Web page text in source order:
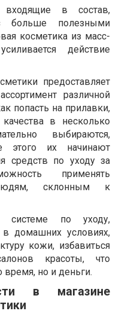
входящие в состав,
больше полезными
косметика из масс-
действие
предоставляет
различной
попасть на прилавки,
в несколько
выбираются,
этого их начинают
средств по уходу за
применять
людям, склонным к
системе по уходу,
домашних условиях,
кожи, избавиться
красоты, что
время, но и деньги.
в магазине